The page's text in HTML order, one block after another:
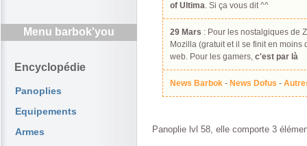
Menu barbok'you
Encyclopédie
Panoplies
Equipements
Armes
of Ultima. Si ça vous dit ^^
29 Mars : Pour les nostalgiques de
Mozilla (gratuit et il se finit en
web. Pour les gamers, c'est par là
News Barbok - News Dofus -
Panoplie lvl 58, elle comporte 3